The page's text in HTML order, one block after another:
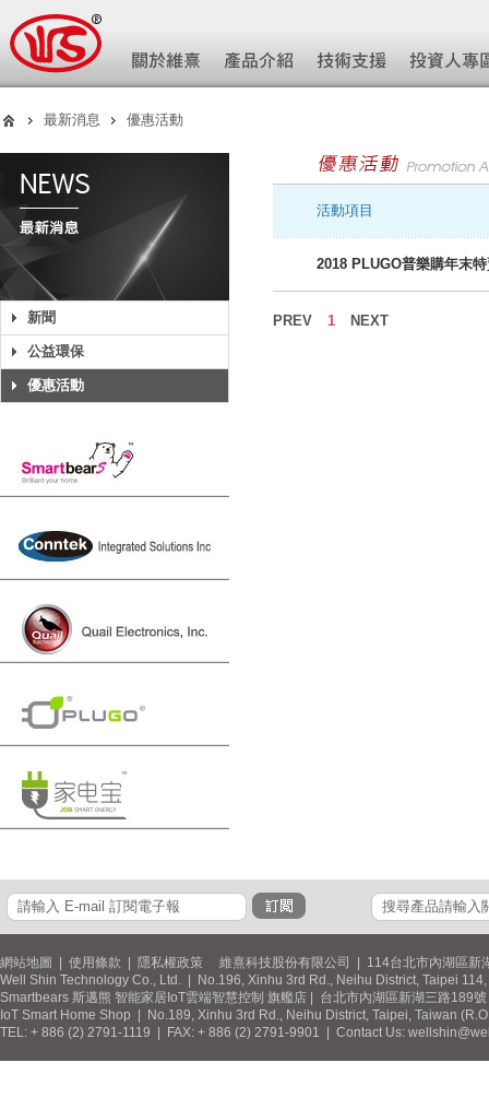
最新消息 優惠活動
新聞
公益環保
優惠活動
活動項目
2018 PLUGO普樂購年末
PREV 1 NEXT
網站地圖 使用條款 隱私權政策 維熹科技股份有限公司 | 114台北市內湖區新
Well Shin Technology Co., Ltd. | No.196, Xinhu 3rd Rd., Neihu District, Taipei
Smartbears 斯邁熊 智能家居IoT雲端智慧控制 旗艦店 | 台北市內湖區新湖三路189
IoT Smart Home Shop | No.189, Xinhu 3rd Rd., Neihu District, Taipei, Taiwan
TEL: + 886 (2) 2791-1119 | FAX: + 886 (2) 2791-9901 | Contact Us: